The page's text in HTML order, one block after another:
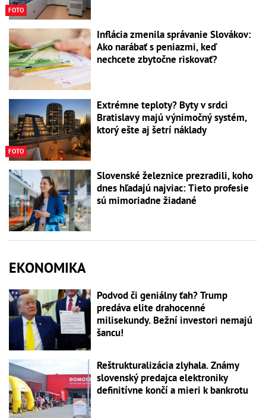
FOTO
Inflácia zmenila správanie Slovákov:
Ako narábať s peniazmi, keď
nechcete zbytočne riskovať?
FOTO
Extrémne teploty? Byty v srdci
Bratislavy majú výnimočný systém,
ktorý ešte aj šetrí náklady
Slovenské železnice prezradili, koho
dnes hľadajú najviac: Tieto profesie
sú mimoriadne žiadané
EKONOMIKA
Podvod či geniálny ťah? Trump
predáva elite drahocenné
milisekundy. Bežní investori nemajú
šancu!
Reštrukturalizácia zlyhala. Známy
slovenský predajca elektroniky
definitívne končí a mieri k bankrotu